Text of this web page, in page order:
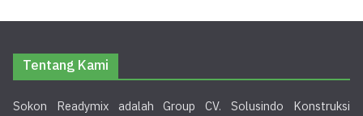
Tentang Kami
Sokon Readymix adalah Group CV. Solusindo Konstruksi